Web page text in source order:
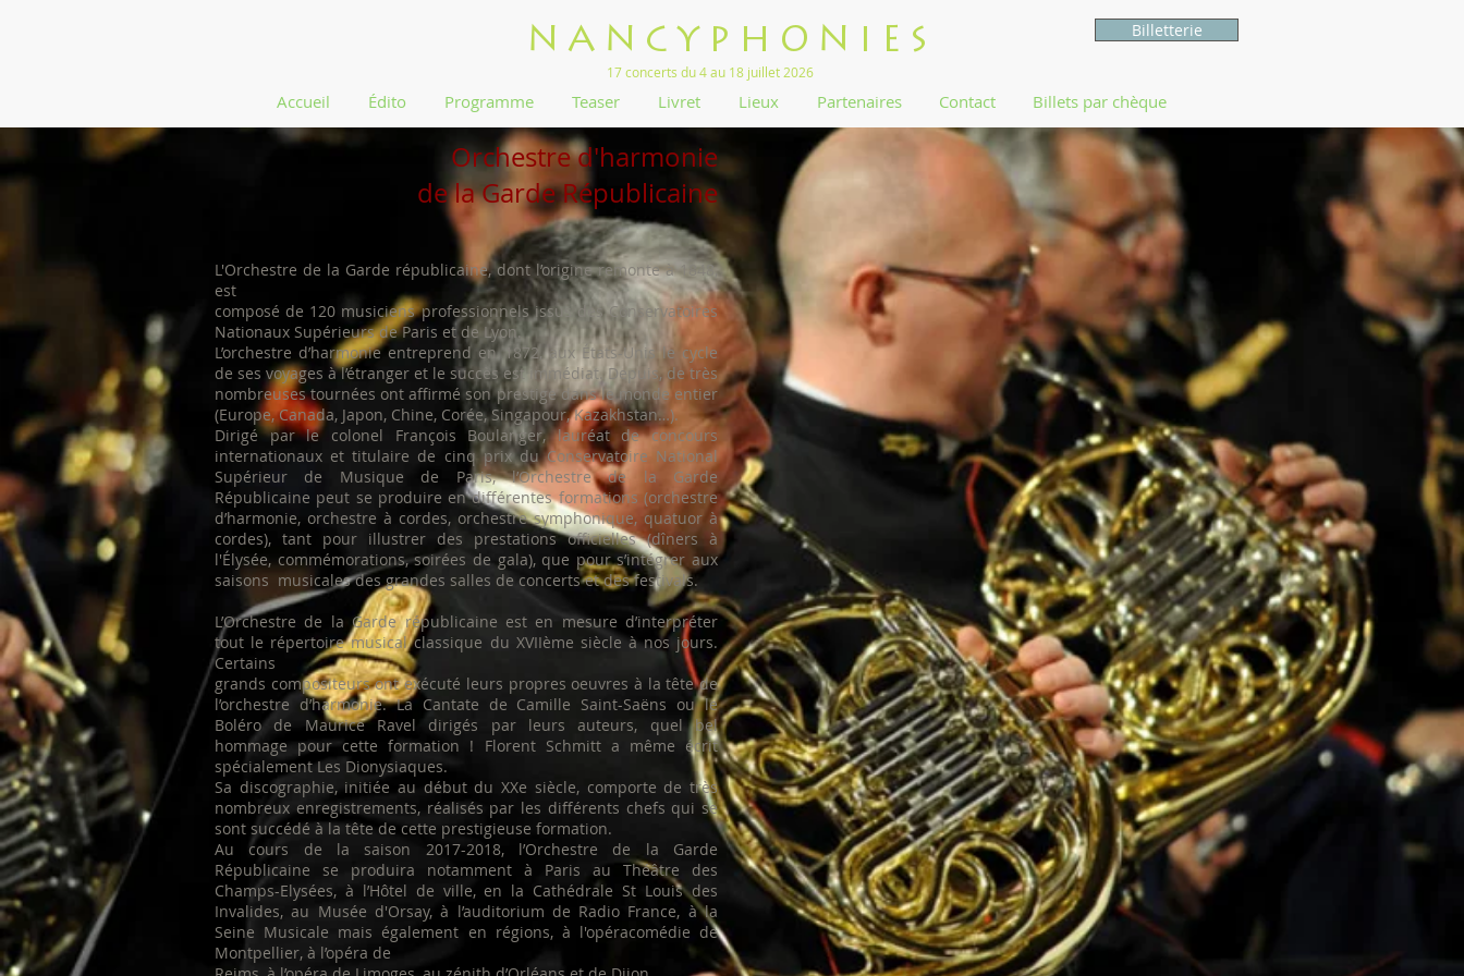
NANCYPHONIES Billetterie
17 concerts du 4 au 18 juillet 2026
Accueil Édito Programme Teaser Livret Lieux Partenaires Contact Billets par chèque
Orchestre d'harmonie
de la Garde Républicaine
L'Orchestre de la Garde républicaine, dont l’origine remonte à 1848,
est
composé de 120 musiciens professionnels issus des Conservatoires
Nationaux Supérieurs de Paris et de Lyon.
L’orchestre d’harmonie entreprend en 1872, aux États-Unis le cycle
de ses voyages à l’étranger et le succès est immédiat. Depuis, de très
nombreuses tournées ont affirmé son prestige dans le monde entier
(Europe, Canada, Japon, Chine, Corée, Singapour, Kazakhstan…).
Dirigé par le colonel François Boulanger, lauréat de concours
internationaux et titulaire de cinq prix du Conservatoire National
Supérieur de Musique de Paris, l’Orchestre de la Garde
Républicaine peut se produire en différentes formations (orchestre
d’harmonie, orchestre à cordes, orchestre symphonique, quatuor à
cordes), tant pour illustrer des prestations officielles (dîners à
l'Élysée, commémorations, soirées de gala), que pour s’intégrer aux
saisons musicales des grandes salles de concerts et des festivals.
L’Orchestre de la Garde républicaine est en mesure d’interpréter
tout le répertoire musical classique du XVIIème siècle à nos jours.
Certains
grands compositeurs ont exécuté leurs propres oeuvres à la tête de
l’orchestre d’harmonie. La Cantate de Camille Saint-Saëns ou le
Boléro de Maurice Ravel dirigés par leurs auteurs, quel bel
hommage pour cette formation ! Florent Schmitt a même écrit
spécialement Les Dionysiaques.
Sa discographie, initiée au début du XXe siècle, comporte de très
nombreux enregistrements, réalisés par les différents chefs qui se
sont succédé à la tête de cette prestigieuse formation.
Au cours de la saison 2017-2018, l’Orchestre de la Garde
Républicaine se produira notamment à Paris au Théâtre des
Champs-Elysées, à l’Hôtel de ville, en la Cathédrale St Louis des
Invalides, au Musée d'Orsay, à l’auditorium de Radio France, à la
Seine Musicale mais également en régions, à l'opéracomédie de
Montpellier, à l’opéra de